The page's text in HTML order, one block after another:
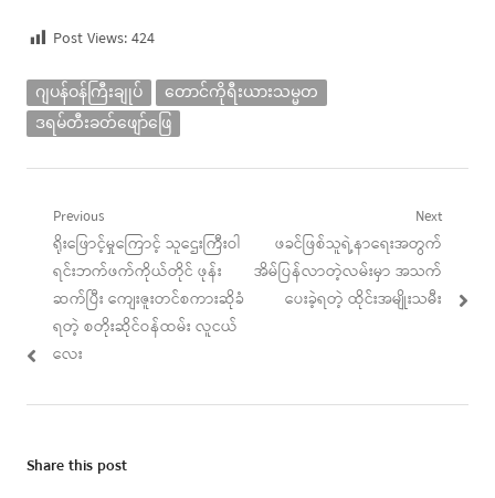
Post Views:424
ဂျပန်ဝန်ကြီးချုပ်
တောင်ကိုရီးယားသမ္မတ
ဒရမ်တီးခတ်ဖျော်ဖြေ
Post
navigation
Previous
Previous
post:
ရိုးဖြောင့်မှုကြောင့် သူဌေးကြီးဝါ
ရင်းဘက်ဖက်ကိုယ်တိုင် ဖုန်း
ဆက်ပြီး ကျေးဇူးတင်စကားဆိုခံ
ရတဲ့ စတိုးဆိုင်ဝန်ထမ်း လူငယ်
လေး
Next
Next
post:
ဖခင်ဖြစ်သူရဲ့နာရေးအတွက်
အိမ်ပြန်လာတဲ့လမ်းမှာ အသက်
ပေးခဲ့ရတဲ့ ထိုင်းအမျိုးသမီး
Share this post